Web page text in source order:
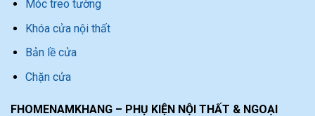
Móc treo tường
Khóa cửa nội thất
Bản lề cửa
Chặn cửa
FHOMENAMKHANG – PHỤ KIỆN NỘI THẤT & NGOẠI